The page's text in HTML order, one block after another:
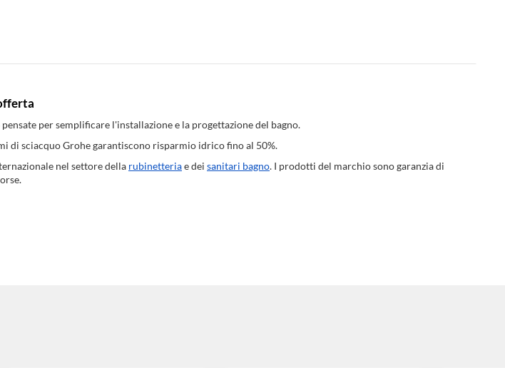
pensate per semplificare l'installazione e la progettazione del bagno.
di sciacquo Grohe garantiscono risparmio idrico fino al 50%.
nel settore della rubinetteriae dei sanitari bagno. I prodotti del marchio sono garanzia di